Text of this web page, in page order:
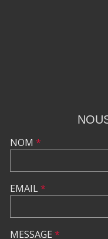
NOM *
EMAIL*
MESSAGE *